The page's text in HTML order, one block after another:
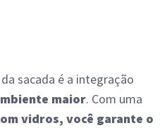
sacada é a integração
maior. Com uma
vidros, você garante o